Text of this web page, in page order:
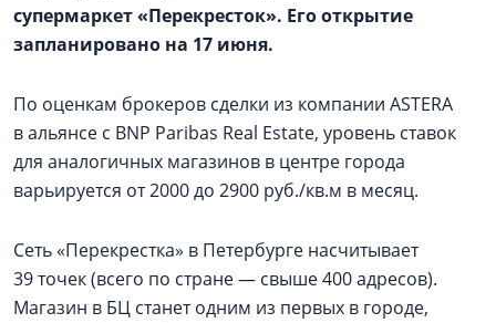
супермаркет «Перекресток». Его открытие
запланировано на 17 июня.
По оценкам брокеров сделки из компании ASTERA
в альянсе с BNP Paribas Real Estate, уровень ставок
для аналогичных магазинов в центре города
варьируется от 2000 до 2900 руб./кв.м в месяц.
Сеть «Перекрестка» в Петербурге насчитывает
39 точек (всего по стране — свыше 400 адресов).
Магазин в БЦ станет одним из первых в городе,